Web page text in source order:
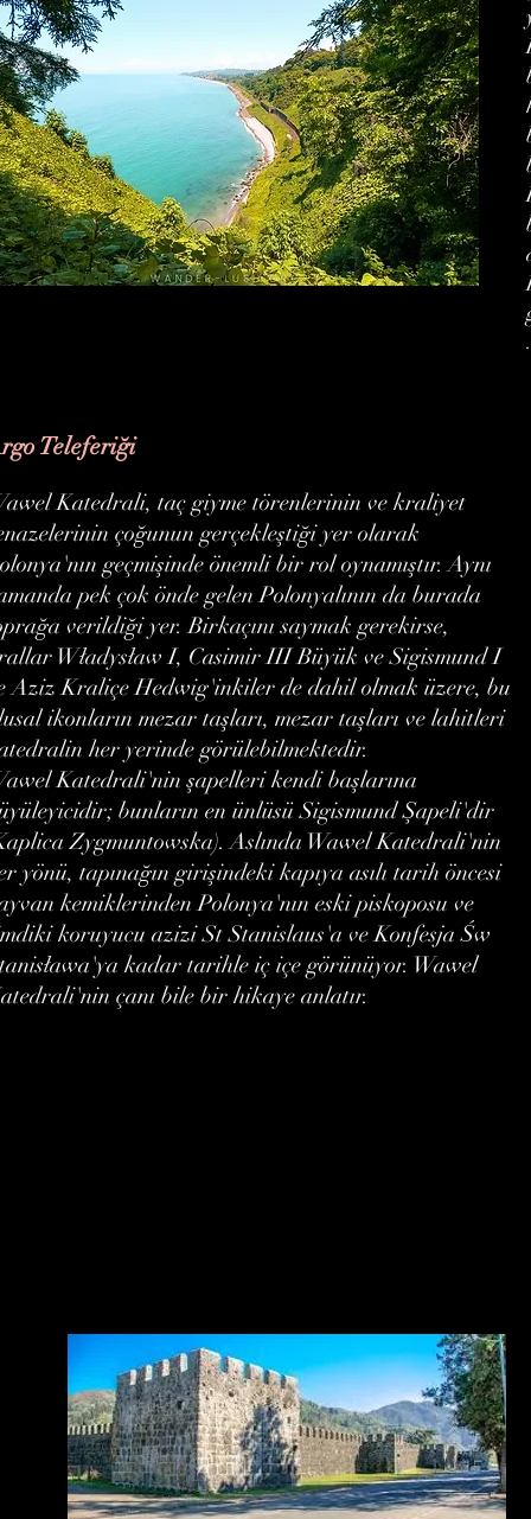
.
Teleferiği
Katedrali, taç giyme törenlerinin ve kraliyet
çoğunun gerçekleştiği yer olarak
geçmişinde önemli bir rol oynamıştır. Aynı
pek çok önde gelen Polonyalının da burada
verildiği yer. Birkaçını saymak gerekirse,
Władysław I, Casimir III Büyük ve Sigismund I
Aziz Kraliçe Hedwig'inkiler de dahil olmak üzere, bu
ikonların mezar taşları, mezar taşları ve lahitleri
her yerinde görülebilmektedir.
Katedrali'nin şapelleri kendi başlarına
bunların en ünlüsü Sigismund Şapeli'dir
Zygmuntowska). Aslında Wawel Katedrali'nin
yönü, tapınağın girişindeki kapıya asılı tarih öncesi
kemiklerinden Polonya'nın eski piskoposu ve
koruyucu azizi St Stanislaus'a ve Konfesja Św
kadar tarihle iç içe görünüyor. Wawel
çanı bile bir hikaye anlatır.